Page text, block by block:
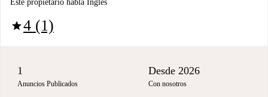
Este propietario habla Inglés
star4 (1)
1
Anuncios Publicados
Desde 2026
Con nosotros